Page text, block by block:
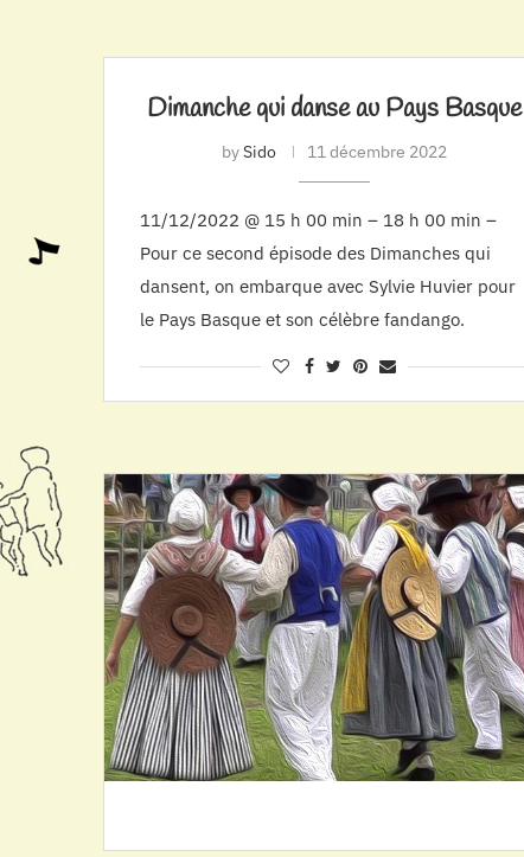
Dimanche qui danse au Pays Basque
bySido 11 décembre 2022
11/12/2022 @ 15 h 00 min – 18 h 00 min –
Pour ce second épisode des Dimanches qui
dansent, on embarque avec Sylvie Huvier pour
le Pays Basque et son célèbre fandango.